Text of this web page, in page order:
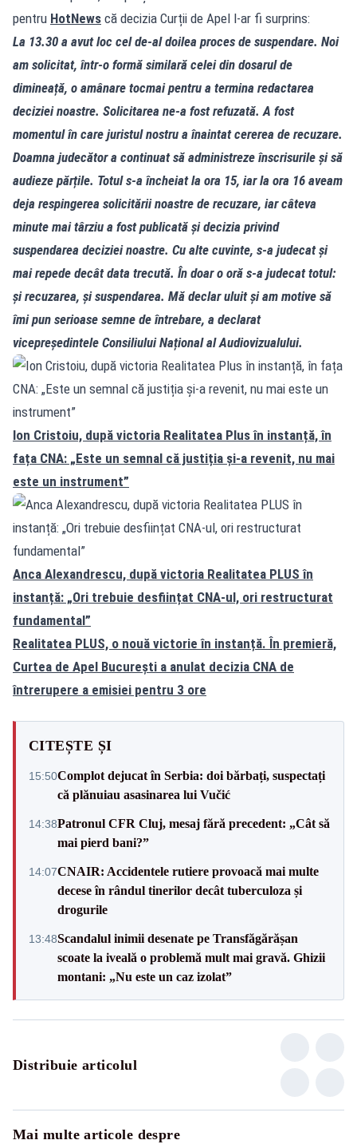
pentru HotNews că decizia Curții de Apel l‑ar fi surprins:
La 13.30 a avut loc cel de‑al doilea proces de suspendare. Noi
am solicitat, într‑o formă similară celei din dosarul de
dimineață, o amânare tocmai pentru a termina redactarea
deciziei noastre. Solicitarea ne‑a fost refuzată. A fost
momentul în care juristul nostru a înaintat cererea de recuzare.
Doamna judecător a continuat să administreze înscrisurile și să
audieze părțile. Totul s‑a încheiat la ora 15, iar la ora 16 aveam
deja respingerea solicitării noastre de recuzare, iar câteva
minute mai târziu a fost publicată și decizia privind
suspendarea deciziei noastre. Cu alte cuvinte, s‑a judecat și
mai repede decât data trecută. În doar o oră s‑a judecat totul:
și recuzarea, și suspendarea. Mă declar uluit și am motive să
îmi pun serioase semne de întrebare, a declarat
vicepreședintele Consiliului Național al Audiovizualului.
Ion Cristoiu, după victoria Realitatea Plus în instanță, în
fața CNA: „Este un semnal că justiția și-a revenit, nu mai
este un instrument”
Anca Alexandrescu, după victoria Realitatea PLUS în
instanță: „Ori trebuie desființat CNA-ul, ori restructurat
fundamental”
Realitatea PLUS, o nouă victorie în instanță. În premieră,
Curtea de Apel București a anulat decizia CNA de
întrerupere a emisiei pentru 3 ore
CITEȘTE ȘI
15:50Complot dejucat în Serbia: doi bărbați, suspectați
că plănuiau asasinarea lui Vučić
14:38Patronul CFR Cluj, mesaj fără precedent: „Cât să
mai pierd bani?”
14:07CNAIR: Accidentele rutiere provoacă mai multe
decese în rândul tinerilor decât tuberculoza și
drogurile
13:48Scandalul inimii desenate pe Transfăgărășan
scoate la iveală o problemă mult mai gravă. Ghizii
montani: „Nu este un caz izolat”
Distribuie articolul
Mai multe articole despre